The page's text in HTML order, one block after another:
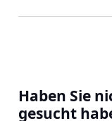
Haben Sie
gesucht